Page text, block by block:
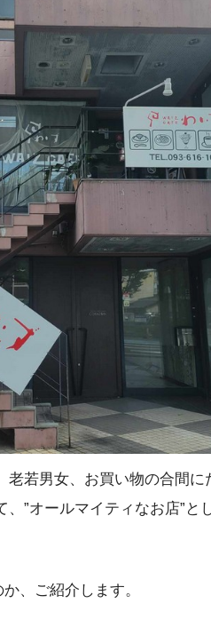
若男女、お買い物の合間に
”オールマイティなお店”と
、ご紹介します。